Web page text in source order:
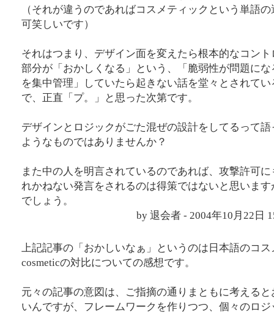
（それが違うのであればコスメティックという単語
可笑しいです）
それはつまり、デザイン面を変えたら根本的なコント
部分が「おかしくなる」という、「脆弱性が問題にな
を集中管理」していたら起きない話を堂々とされてい
で、正直「プ。」と思った次第です。
デザインとロジックがごた混ぜの設計をしてるって語
ようなものではありませんか？
また中の人を明言されているのであれば、攻撃許可に
れかねない発言をされるのは得策ではないと思います
でしょう。
by 退会者 - 2004年10月22日
上記記事の「おかしいなぁ」というのは日本語のコス
cosmeticの対比についての感想です。
元々の記事の意図は、ご指摘の通りまともに考えると
いんですが、フレームワークを作りつつ、個々のロジ